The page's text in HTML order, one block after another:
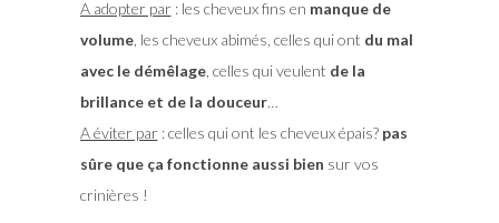
A adopter par: les cheveux fins en manque de
volume, les cheveux abimés, celles qui ont du mal
avec le démêlage, celles qui veulent de la
brillance et de la douceur…
A éviter par: celles qui ont les cheveux épais? pas
sûre que ça fonctionne aussi bien sur vos
crinières !